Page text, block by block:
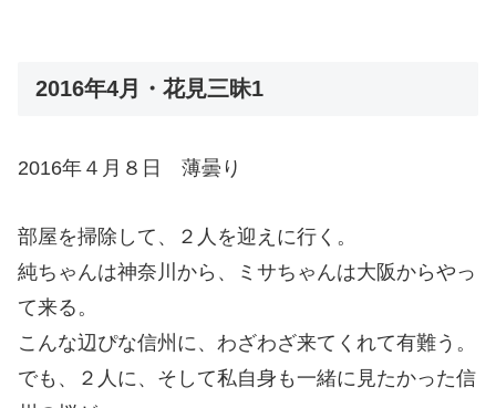
2016年4月・花見三昧1
2016年４月８日 薄曇り
部屋を掃除して、２人を迎えに行く。
純ちゃんは神奈川から、ミサちゃんは大阪からやっ
て来る。
こんな辺ぴな信州に、わざわざ来てくれて有難う。
でも、２人に、そして私自身も一緒に見たかった信